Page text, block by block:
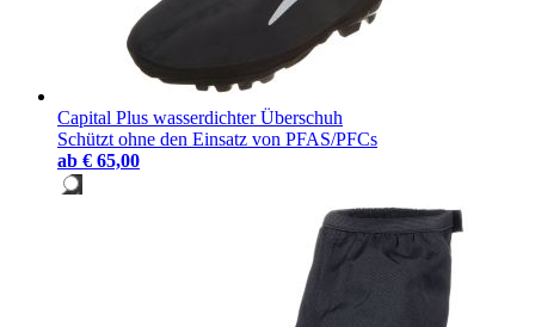
Capital Plus wasserdichter Überschuh
Schützt ohne den Einsatz von PFAS/PFCs
ab € 65,00